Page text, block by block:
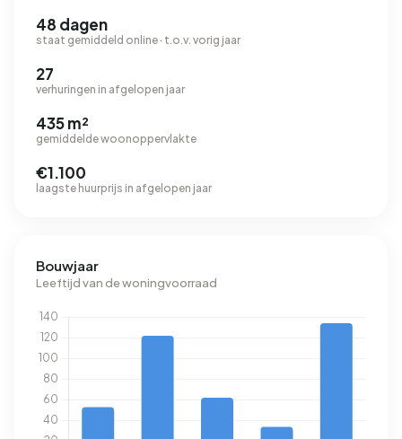
48 dagen
staat gemiddeld online · t.o.v. vorig jaar
27
verhuringen in afgelopen jaar
435 m²
gemiddelde woonoppervlakte
€1.100
laagste huurprijs in afgelopen jaar
Bouwjaar
Leeftijd van de woningvoorraad